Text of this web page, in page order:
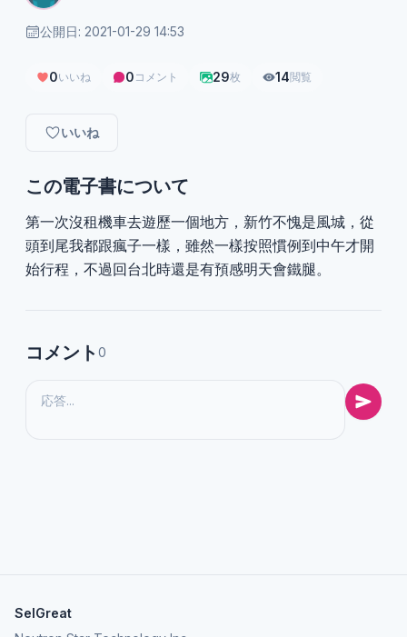
公開日: 2021-01-29 14:53
0いいね 0 コメント 29枚 14閲覧
いいね
この電子書について
第一次沒租機車去遊歷一個地方，新竹不愧是風城，從
頭到尾我都跟瘋子一樣，雖然一樣按照慣例到中午才開
始行程，不過回台北時還是有預感明天會鐵腿。
コメント 0
SelGreat